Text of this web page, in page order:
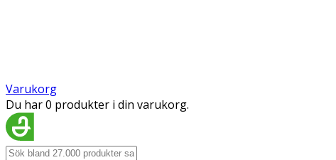
Varukorg
Du har 0 produkter i din varukorg.